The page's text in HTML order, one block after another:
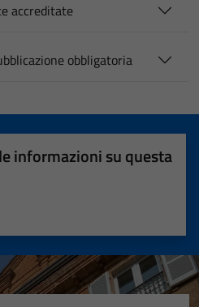
accreditate
obbligatoria
informazioni su questa
su 5
su 5